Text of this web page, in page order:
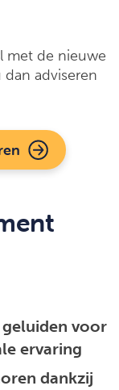
met de nieuwe
adviseren
voor
ervaring
dankzij